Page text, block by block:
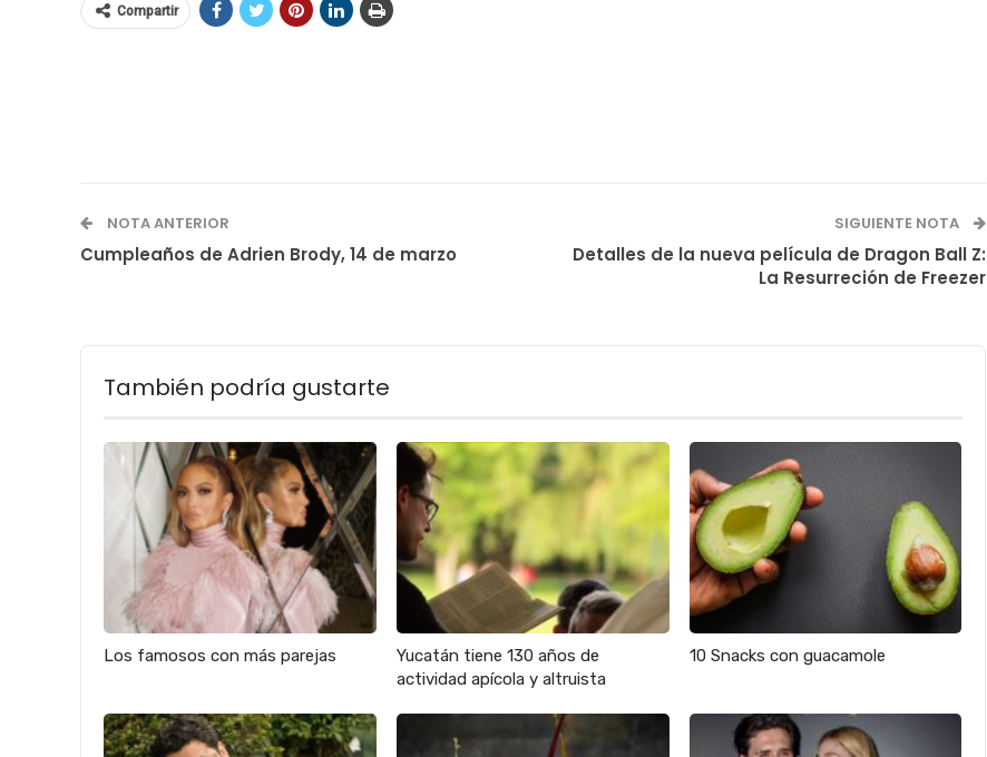
Compartir
NOTA ANTERIOR
Cumpleaños de Adrien Brody, 14 de marzo
SIGUIENTE NOTA
Detalles de la nueva película de Dragon Ball Z:
La Resurreción de Freezer
También podría gustarte
Los famosos con más parejas
Yucatán tiene 130 años de
actividad apícola y altruista
10 Snacks con guacamole